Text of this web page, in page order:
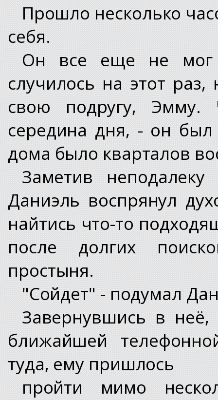
Прошло несколько
себя.
Он все еще не мог
случилось на этот
свою подругу,
середина дня, - он
дома было кварталов
Заметив
Даниэль воспрянул
найтись что-то
после долгих
простыня.
"Сойдет" - подумал
Завернувшись в
ближайшей
туда, ему пришлось
пройти мимо